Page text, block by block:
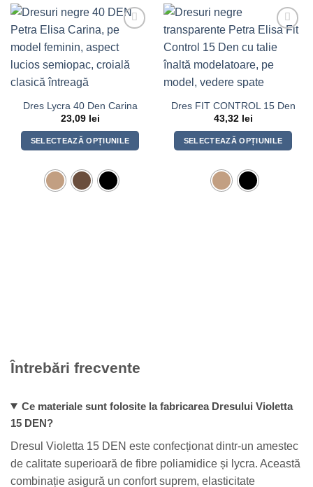
Dres Lycra 40 Den Carina
23,09 lei
SELECTEAZĂ OPȚIUNILE
produs
are
Dres FIT CONTROL 15 Den
43,32 lei
SELECTEAZĂ OPȚIUNILE
produs
are
Întrebări frecvente
Ce materiale sunt folosite la fabricarea Dresului Violetta
15 DEN?
Dresul Violetta 15 DEN este confecționat dintr-un amestec
de calitate superioară de fibre poliamidice și lycra. Această
combinație asigură un confort suprem, elasticitate